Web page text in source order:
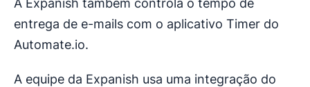
A Expanish também controla o tempo de
entrega de e-mails com o aplicativo Timer do
Automate.io.
A equipe da Expanish usa uma integração do